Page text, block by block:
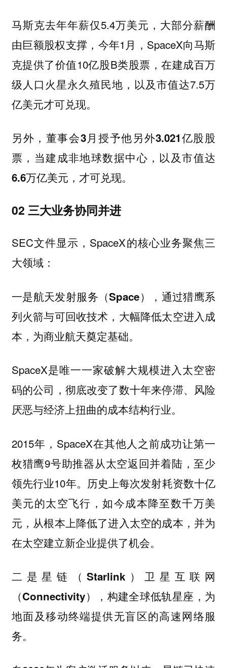
马斯克去年年薪仅5.4万美元，大部分薪酬
由巨额股权支撑，今年1月，SpaceX向马斯
克提供了价值10亿股B类股票，在建成百万
级人口火星永久殖民地，以及市值达7.5万
亿美元才可兑现。
另外， 董事会3月授予他另外3.021亿股股
票，当建成非地球数据中心，以及市值达
6.6万亿美元，才可兑现。
02 三大业务协同并进
SEC文件显示，SpaceX的核心业务聚焦三
大领域：
一是航天发射服务（Space）
，通过猎鹰系
列火箭与可回收技术，大幅降低太空进入成
本，为商业航天奠定基础。
SpaceX是唯一一家破解大规模进入太空密
码的公司，彻底改变了数十年来停滞、风险
厌恶与经济上扭曲的成本结构行业。
2015年，SpaceX在其他人之前成功让第一
枚猎鹰9号助推器从太空返回并着陆，至少
领先行业10年。历史上每次发射耗资数十亿
美元的太空飞行，如今成本降至数千万美
元，从根本上降低了进入太空的成本，并为
在太空建立新企业提供了机会。
二是星链（Starlink）卫星互联网
（Connectivity）
，构建全球低轨星座，为
地面及移动终端提供无盲区的高速网络服
务。